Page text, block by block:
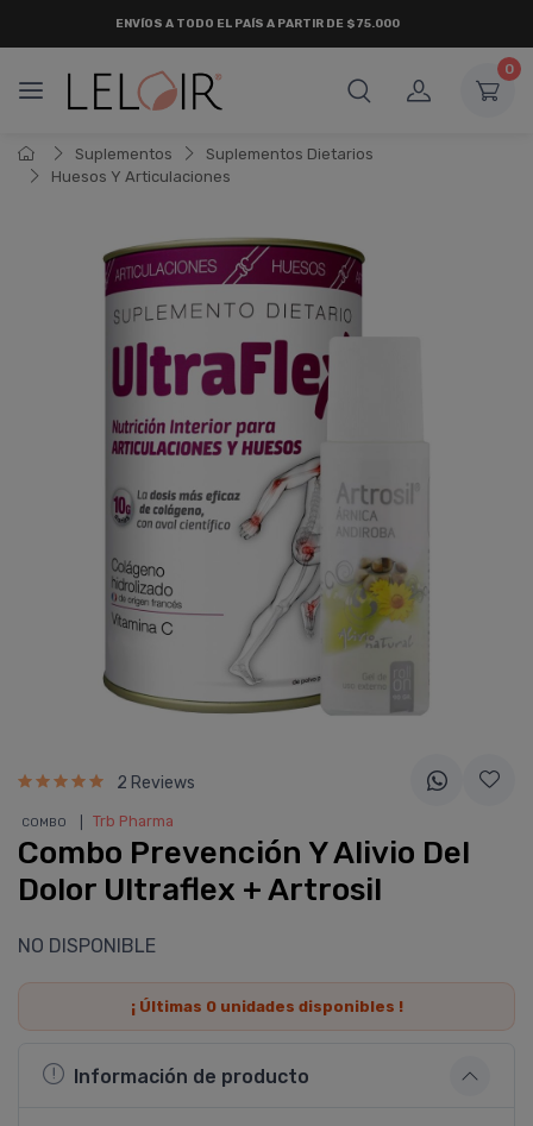
0
Suplementos
Suplementos Dietarios
Huesos Y Articulaciones
2 Reviews
COMBO Trb Pharma
Combo Prevención Y Alivio Del
Dolor Ultraflex + Artrosil
NO DISPONIBLE
¡ Últimas 0unidades disponibles !
Información de producto